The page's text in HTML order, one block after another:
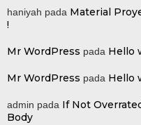
haniyah pada Material
!
Mr WordPress pada Hello
Mr WordPress pada Hello
admin pada If Not
Body